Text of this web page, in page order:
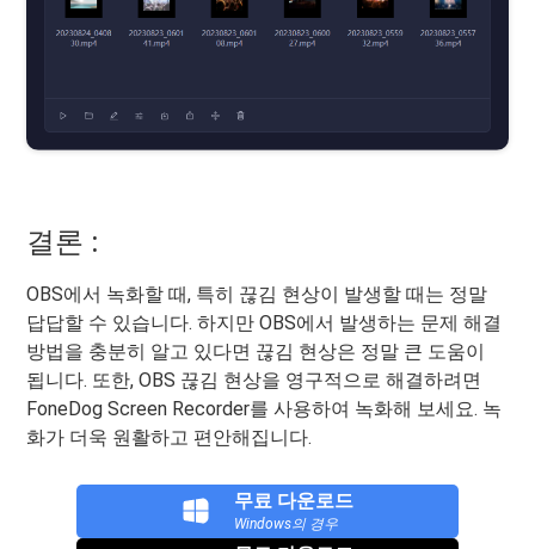
결론 :
OBS에서 녹화할 때, 특히 끊김 현상이 발생할 때는 정말
답답할 수 있습니다. 하지만 OBS에서 발생하는 문제 해결
방법을 충분히 알고 있다면 끊김 현상은 정말 큰 도움이
됩니다. 또한, OBS 끊김 현상을 영구적으로 해결하려면
FoneDog Screen Recorder를 사용하여 녹화해 보세요. 녹
화가 더욱 원활하고 편안해집니다.
무료 다운로드
Windows의 경우